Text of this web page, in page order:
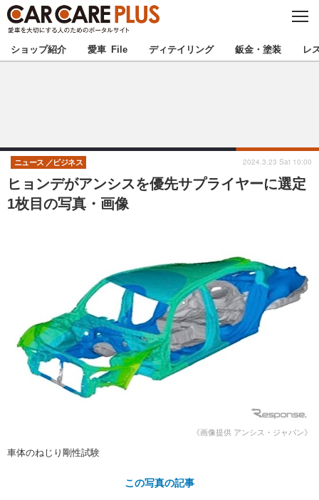
C
S
E
★カーケアプラス認定★ 厳選プロショップを地域から探す
甲信越 北陸
東海 関西
沖縄
ショップレポート 愛車 File
自動車豆知識 ストップ！不具合修理＆粗悪修理
鈑金・塗装
ディテイリング
ディテイリング
ヘッドライト磨き
鈑金・塗装
小キズ直し
特集記事
カーメーカー「旧車」関連プロジェ
クト
コラム
ショップ紹介 愛車 File ディテイリング 鈑金・塗装 レ
ヒョンデがアンシスを優先サプライヤーに選定
1枚目の写真・画像
ニュース ビジネス 2024.3.23 Sat 10:00
《画像提供 アンシス・ジャパン》
車体のねじり剛性試験
この写真の記事